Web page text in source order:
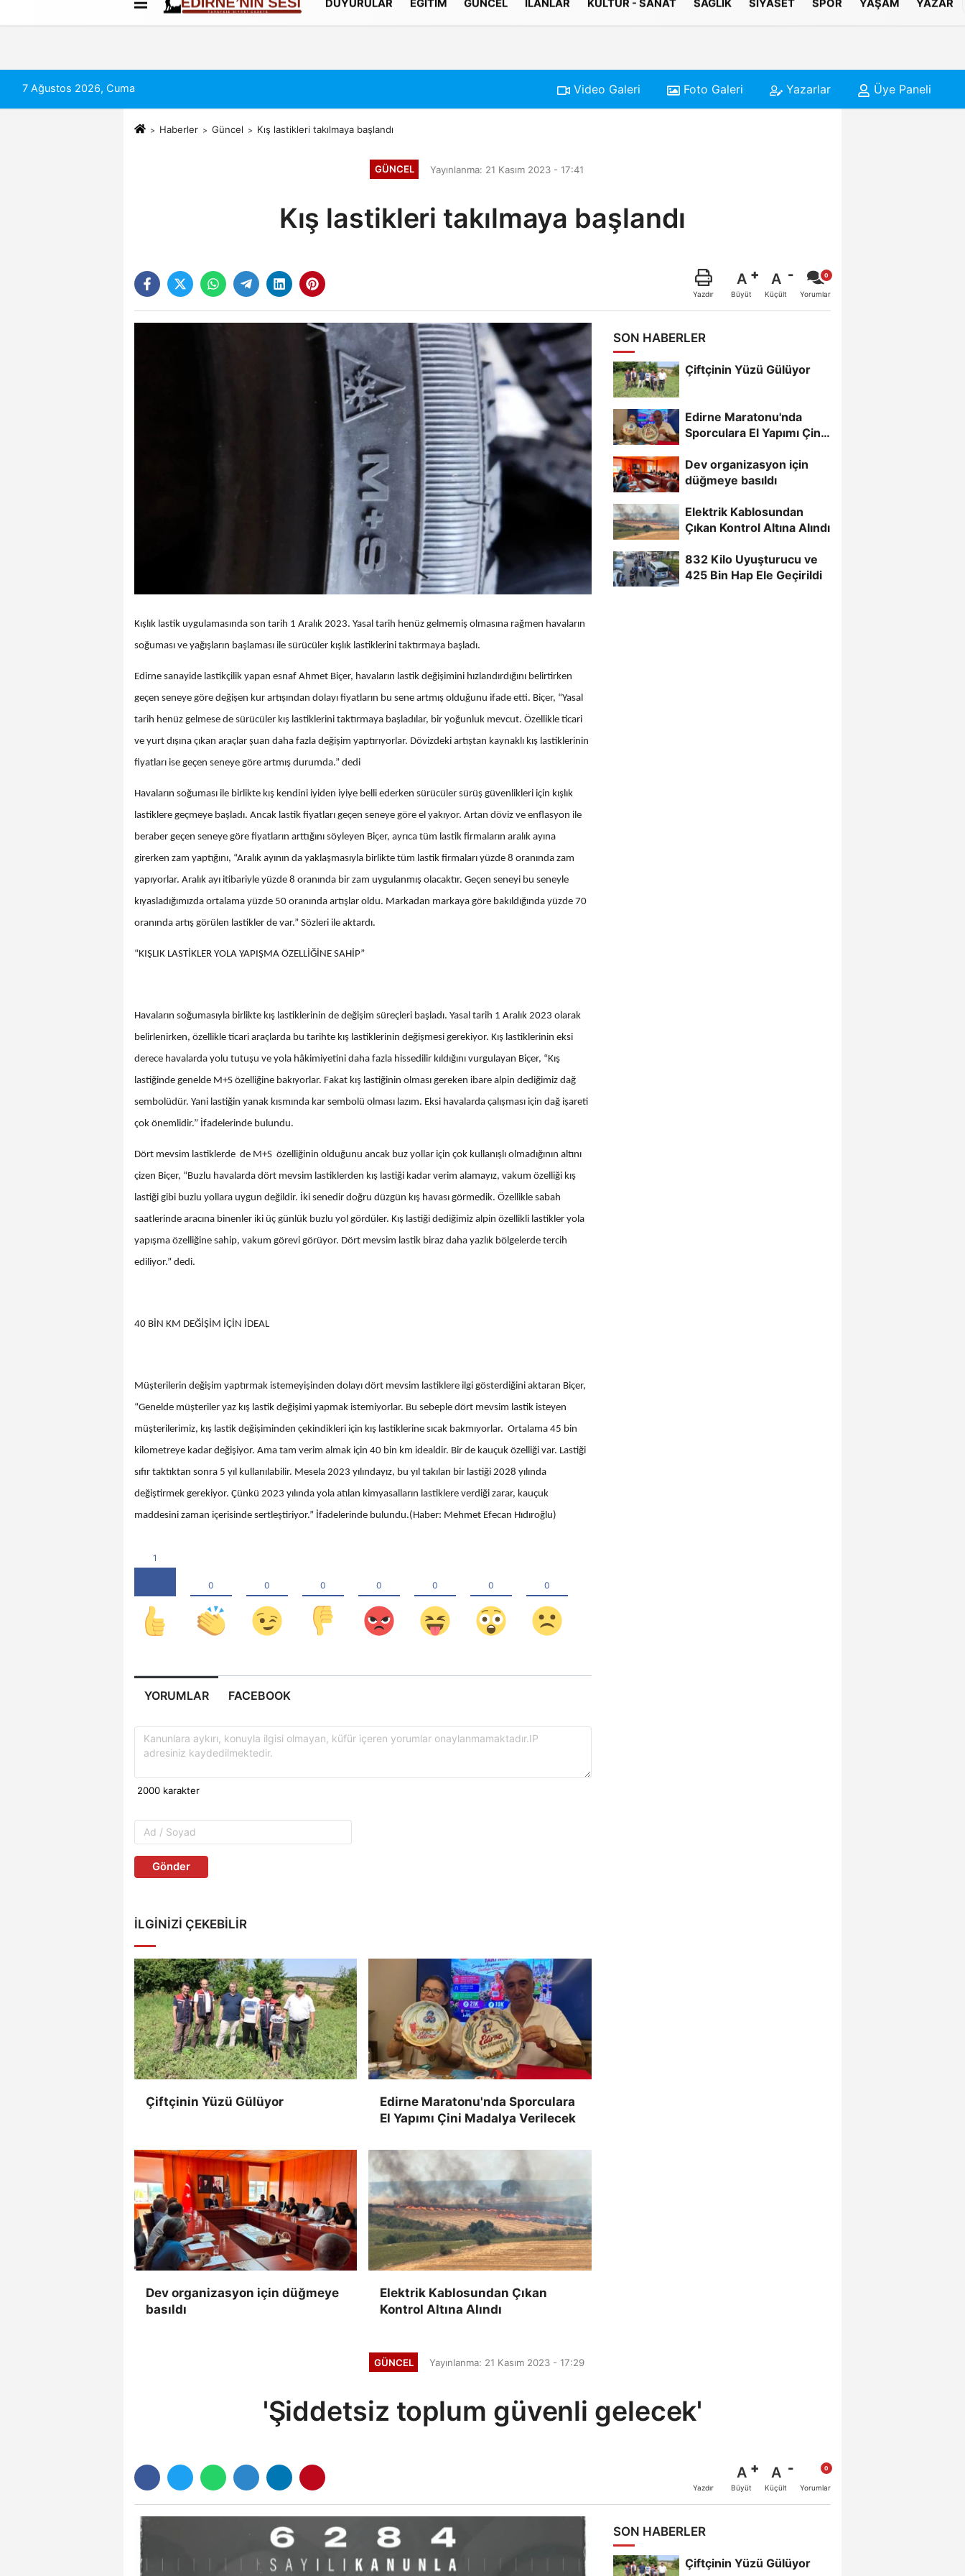
Künye İletişim Çerez Politikası
DUYURULAR EĞITIM GÜNCEL İLANLAR KÜLTÜR - SANAT SAĞLIK SIYASET SPOR YAŞAM YAZAR
7 Ağustos 2026, Cuma Video Galeri Foto Galeri Yazarlar Üye Paneli
Haberler Güncel Kış lastikleri takılmaya başlandı
GÜNCEL Yayınlanma: 21 Kasım 2023 - 17:41
Kış lastikleri takılmaya başlandı
Yazdır
A
Büyüt
A
Küçült Yorumlar
Kışlık lastik uygulamasında son tarih 1 Aralık 2023. Yasal tarih henüz gelmemiş olmasına rağmen havaların
soğuması ve yağışların başlaması ile sürücüler kışlık lastiklerini taktırmaya başladı.
Edirne sanayide lastikçilik yapan esnaf Ahmet Biçer, havaların lastik değişimini hızlandırdığını belirtirken
geçen seneye göre değişen kur artışından dolayı fiyatların bu sene artmış olduğunu ifade etti. Biçer, “Yasal
tarih henüz gelmese de sürücüler kış lastiklerini taktırmaya başladılar, bir yoğunluk mevcut. Özellikle ticari
ve yurt dışına çıkan araçlar şuan daha fazla değişim yaptırıyorlar. Dövizdeki artıştan kaynaklı kış lastiklerinin
fiyatları ise geçen seneye göre artmış durumda.” dedi
Havaların soğuması ile birlikte kış kendini iyiden iyiye belli ederken sürücüler sürüş güvenlikleri için kışlık
lastiklere geçmeye başladı. Ancak lastik fiyatları geçen seneye göre el yakıyor. Artan döviz ve enflasyon ile
beraber geçen seneye göre fiyatların arttığını söyleyen Biçer, ayrıca tüm lastik firmaların aralık ayına
girerken zam yaptığını, “Aralık ayının da yaklaşmasıyla birlikte tüm lastik firmaları yüzde 8 oranında zam
yapıyorlar. Aralık ayı itibariyle yüzde 8 oranında bir zam uygulanmış olacaktır. Geçen seneyi bu seneyle
kıyasladığımızda ortalama yüzde 50 oranında artışlar oldu. Markadan markaya göre bakıldığında yüzde 70
oranında artış görülen lastikler de var.” Sözleri ile aktardı.
“KIŞLIK LASTİKLER YOLA YAPIŞMA ÖZELLİĞİNE SAHİP”
Havaların soğumasıyla birlikte kış lastiklerinin de değişim süreçleri başladı. Yasal tarih 1 Aralık 2023 olarak
belirlenirken, özellikle ticari araçlarda bu tarihte kış lastiklerinin değişmesi gerekiyor. Kış lastiklerinin eksi
derece havalarda yolu tutuşu ve yola hâkimiyetini daha fazla hissedilir kıldığını vurgulayan Biçer, “Kış
lastiğinde genelde M+S özelliğine bakıyorlar. Fakat kış lastiğinin olması gereken ibare alpin dediğimiz dağ
sembolüdür. Yani lastiğin yanak kısmında kar sembolü olması lazım. Eksi havalarda çalışması için dağ işareti
çok önemlidir.” İfadelerinde bulundu.
Dört mevsim lastiklerde de M+S özelliğinin olduğunu ancak buz yollar için çok kullanışlı olmadığının altını
çizen Biçer, “Buzlu havalarda dört mevsim lastiklerden kış lastiği kadar verim alamayız, vakum özelliği kış
lastiği gibi buzlu yollara uygun değildir. İki senedir doğru düzgün kış havası görmedik. Özellikle sabah
saatlerinde aracına binenler iki üç günlük buzlu yol gördüler. Kış lastiği dediğimiz alpin özellikli lastikler yola
yapışma özelliğine sahip, vakum görevi görüyor. Dört mevsim lastik biraz daha yazlık bölgelerde tercih
ediliyor.” dedi.
40 BİN KM DEĞİŞİM İÇİN İDEAL
Müşterilerin değişim yaptırmak istemeyişinden dolayı dört mevsim lastiklere ilgi gösterdiğini aktaran Biçer,
“Genelde müşteriler yaz kış lastik değişimi yapmak istemiyorlar. Bu sebeple dört mevsim lastik isteyen
müşterilerimiz, kış lastik değişiminden çekindikleri için kış lastiklerine sıcak bakmıyorlar. Ortalama 45 bin
kilometreye kadar değişiyor. Ama tam verim almak için 40 bin km idealdir. Bir de kauçuk özelliği var. Lastiği
sıfır taktıktan sonra 5 yıl kullanılabilir. Mesela 2023 yılındayız, bu yıl takılan bir lastiği 2028 yılında
değiştirmek gerekiyor. Çünkü 2023 yılında yola atılan kimyasalların lastiklere verdiği zarar, kauçuk
maddesini zaman içerisinde sertleştiriyor.” İfadelerinde bulundu.(Haber: Mehmet Efecan Hıdıroğlu)
YORUMLAR FACEBOOK
Gönder
İLGINIZI ÇEKEBILIR
Çiftçinin Yüzü Gülüyor
Edirne Maratonu'nda Sporculara
El Yapımı Çini Madalya Verilecek
Dev organizasyon için düğmeye
basıldı
Elektrik Kablosundan Çıkan
Kontrol Altına Alındı
SON HABERLER
Çiftçinin Yüzü Gülüyor
Edirne Maratonu'nda
Sporculara El Yapımı Çini
Dev organizasyon için
düğmeye basıldı
Elektrik Kablosundan
Çıkan Kontrol Altına Alındı
832 Kilo Uyuşturucu ve
425 Bin Hap Ele Geçirildi
GÜNCEL Yayınlanma: 21 Kasım 2023 - 17:29
'Şiddetsiz toplum güvenli gelecek'
Yazdır
A
Büyüt
A
Küçült Yorumlar
SON HABERLER
Çiftçinin Yüzü Gülüyor